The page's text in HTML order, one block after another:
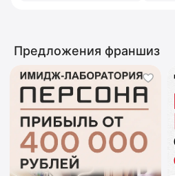
Предложения франшиз